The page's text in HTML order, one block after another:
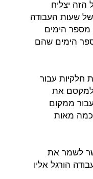
יצליח
שעות העבודה
מספר הימים
הימים שהם
חלקיות עבור
למקסם את
ממקום
כמה מאות
לשמר את
הורגל אליו